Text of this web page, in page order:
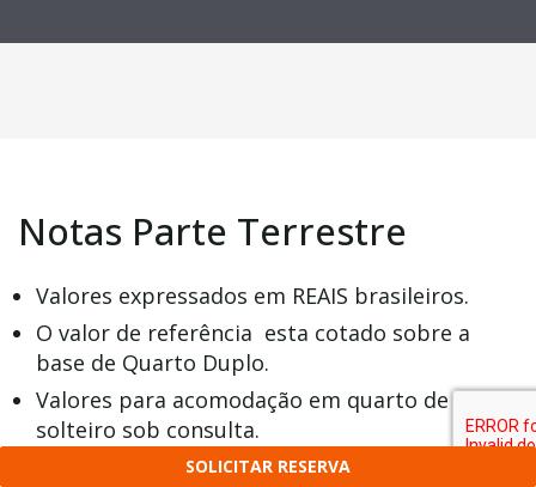
Notas Parte Terrestre
Valores expressados em REAIS brasileiros.
O valor de referência esta cotado sobre a
base de Quarto Duplo.
Valores para acomodação em quarto de
solteiro sob consulta.
Valores para acomodação em Plano Superior
SOLICITAR RESERVA